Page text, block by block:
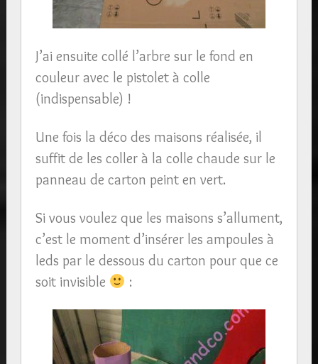
J’ai ensuite collé l’arbre sur le fond en
couleur avec le pistolet à colle
(indispensable) !
Une fois la déco des maisons réalisée, il
suffit de les coller à la colle chaude sur le
panneau de carton peint en vert.
Si vous voulez que les maisons s’allument,
c’est le moment d’insérer les ampoules à
leds par le dessous du carton pour que ce
soit invisible
: